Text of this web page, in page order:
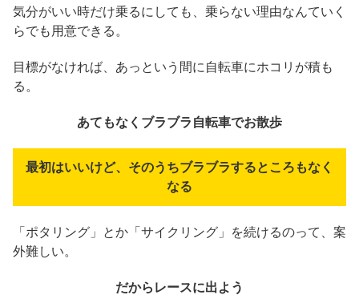
気分がいい時だけ乗るにしても、乗らない理由なんていく
らでも用意できる。
目標がなければ、あっという間に自転車にホコリが積も
る。
あてもなくブラブラ自転車でお散歩
最初はいいけど、そのうちブラブラするところもなく
なる
「ポタリング」とか「サイクリング」を続けるのって、案
外難しい。
だからレースに出よう